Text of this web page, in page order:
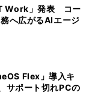
Work」発表 コー
へ広がるAIエージ
Flex」導入キ
サポート切れPCの